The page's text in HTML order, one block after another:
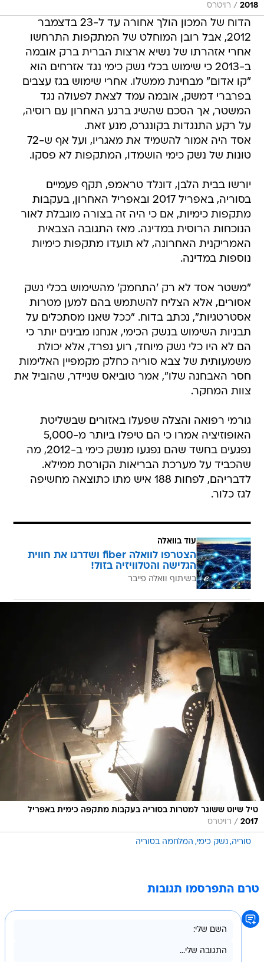
2018
/ רויטרס
הדוח של המכון הולך אחורה עד ל-23 בדצמבר
2012, אבל רובן המוחלט של המתקפות התרחשו
אחרי אזהרתו של נשיא ארצות הברית ברק אובמה
ב-2013 כי שימוש בכלי נשק כימי נגד אזרחים הוא
"קו אדום" מבחינת ממשלו. אחרי שימוש בגז עצבים
בפרברי דמשק, אובמה עמד לצאת לפעולה נגד
המשטר, אך הסכם שהשיג ברגע האחרון עם רוסיה,
על רקע התנגדות בקונגרס, מנע זאת.
אסד היה אמור להשמיד את מאגריו, ועל אף ש-72
טונות של נשק כימי הושמדו, המתקפות לא פסקו.
יורשו בבית הלבן, דונלד טראמפ, תקף פעמיים
בסוריה, באפריל 2017 ובאפריל האחרון, בעקבות
מתקפות כימיות, אם כי היה זה בצורה מוגבלת לאור
הנוכחות הרוסית במדינה. מאז התגובה הצבאית
האמריקנית האחרונה, לא תועדו מתקפות כימיות
נוספות במדינה.
"משטר אסד לא רק 'התחמק' מהשימוש בכלי נשק
אסורים, אלא הצליח להשתמש בהם למען מטרות
אסטרטגיות", נכתב בדוח. "ככל שאנו מסתכלים על
תבניות השימוש בנשק הכימי, אנחנו מבינים יותר כי
הם לא היו כלי נשק מיוחד, רוע נפרד, אלא יכולת
משמעותית של צבא סוריה כחלק מקמפיין האלימות
חסר האבחנה שלו", אמר טוביאס שניידר, שהוביל את
צוות המחקר.
גורמי רפואה והצלה שפעלו באזורים שבשליטת
האופוזיציה אמרו כי הם טיפלו ביותר מ-5,000
נפגעים בחשד שהם נפגעו מנשק כימי ב-2012, מה
שהכביד על מערכת הבריאות הקורסת ממילא.
לדבריהם, לפחות 188 איש מתו כתוצאה מחשיפה
לגז כלור.
עוד בוואלה
הצטרפו לוואלה fiber ושדרגו את חווית
הגלישה והטלוויזיה בזול!
בשיתוף וואלה פייבר
טיל שיוט ששוגר למטרות בסוריה בעקבות מתקפה כימית באפריל
2017
/ רויטרס
סוריה נשק כימי המלחמה בסוריה
טרם התפרסמו תגובות